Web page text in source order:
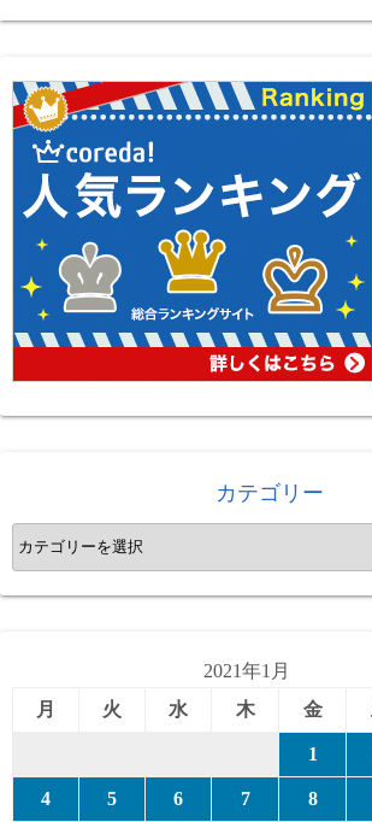
カテゴリー
カ
テ
ゴ
2021年1月
月
火 水 木 金
1
4 5 6 7 8